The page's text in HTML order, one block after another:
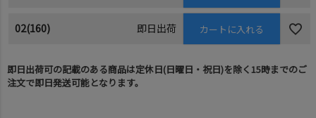
02(160) 即日出荷 カートに入れる
即日出荷可の記載のある商品は定休日(日曜日・祝日)を除く15時までのご
注文で即日発送可能となります。